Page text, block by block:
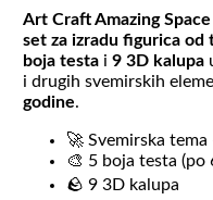
Art Craft Amazing
set za izradu figurica od
boja testai 9 3D kalupa
i drugih svemirskih
godine.
🚀 Svemirska
🎨 5 boja testa (po
🪨 9 3D kalupa